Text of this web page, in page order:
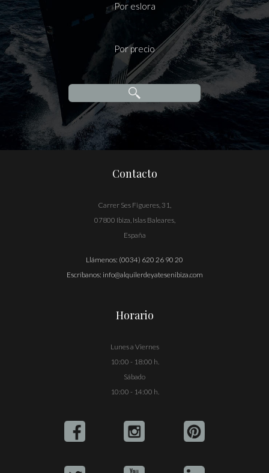
Por eslora
Por precio
Contacto
Carrer Ses Figueres, 31,
07800 Ibiza, Islas Baleares,
España
Llámenos: (0034) 620 26 90 20
Escríbanos: info@alquilerdeyatesenibiza.com
Horario
Lunes a Viernes
10:00 - 18:00 h.
Sábado
10:00 - 14:00 h.